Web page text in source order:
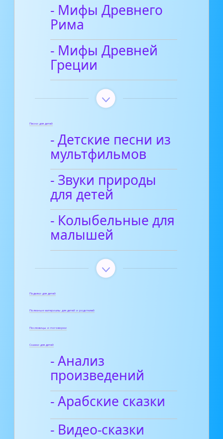
- Мифы Древнего
Рима
- Мифы Древней
Греции
Песни для детей
- Детские песни из
мультфильмов
- Звуки природы
для детей
- Колыбельные для
малышей
Поделки для детей
Полезные материалы для детей и родителей
Пословицы и поговорки
Сказки для детей
- Анализ
произведений
- Арабские сказки
- Видео-сказки